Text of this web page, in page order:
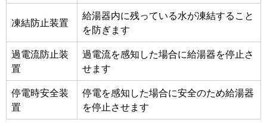
凍結防止装置
給湯器内に残っている水が凍結すること
を防ぎます
過電流防止装
置
過電流を感知した場合に給湯器を停止さ
せます
停電時安全装
置
停電を感知した場合に安全のため給湯器
を停止させます